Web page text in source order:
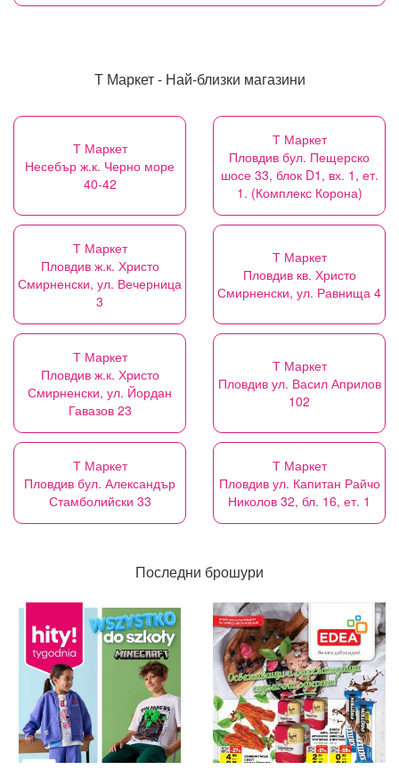
Т Маркет - Най-близки магазини
Т Маркет
Несебър ж.к. Черно море
40-42
Т Маркет
Пловдив бул. Пещерско
шосе 33, блок D1, вх. 1, ет.
1. (Комплекс Корона)
Т Маркет
Пловдив ж.к. Христо
Смирненски, ул. Вечерница
3
Т Маркет
Пловдив кв. Христо
Смирненски, ул. Равнища 4
Т Маркет
Пловдив ж.к. Христо
Смирненски, ул. Йордан
Гавазов 23
Т Маркет
Пловдив ул. Васил Априлов
102
Т Маркет
Пловдив бул. Александър
Стамболийски 33
Т Маркет
Пловдив ул. Капитан Райчо
Николов 32, бл. 16, ет. 1
Последни брошури